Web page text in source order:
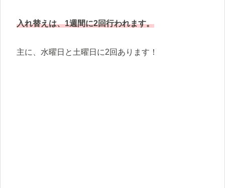
入れ替えは、1週間に2回行われます。
主に、水曜日と土曜日に2回あります！